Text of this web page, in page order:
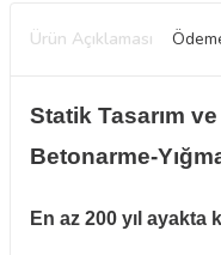
Ürün Açıklaması
Statik Tasarım
Betonarme-
En az 200 yıl ayakta